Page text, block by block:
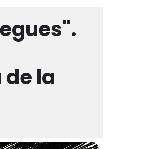
la